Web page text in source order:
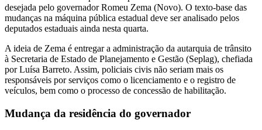
desejada pelo governador Romeu Zema (Novo). O texto-base das
mudanças na máquina pública estadual deve ser analisado pelos
deputados estaduais ainda nesta quarta.
A ideia de Zema é entregar a administração da autarquia de trânsito
à Secretaria de Estado de Planejamento e Gestão (Seplag), chefiada
por Luísa Barreto. Assim, policiais civis não seriam mais os
responsáveis por serviços como o licenciamento e o registro de
veículos, bem como o processo de concessão de habilitação.
Mudança da residência do governador